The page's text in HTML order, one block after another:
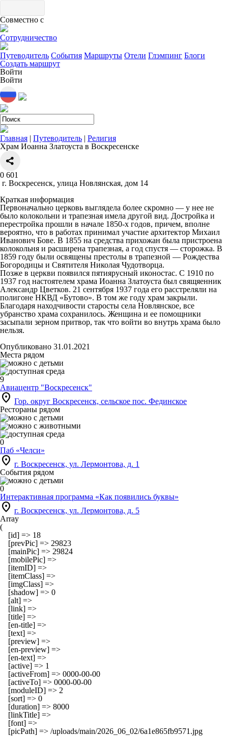
Совместно с
Сотрудничество
Путеводитель События Маршруты Отели Глэмпинг Блоги
Создать маршрут
Войти
Войти
Главная | Путеводитель | Религия
Храм Иоанна Златоуста в Воскресенске
0 601
г. Воскресенск, улица Новлянская, дом 14
Краткая информация
Первоначально церковь выглядела более скромно — у нее не
было колокольни и трапезная имела другой вид. Достройка и
перестройка прошли в начале 1850-х годов, причем, вполне
вероятно, что в работах принимал участие архитектор Михаил
Иванович Бове. В 1855 на средства прихожан была пристроена
колокольня и расширена трапезная, а год спустя — сторожка. В
1859 году были освящены престолы в трапезной — Рождества
Богородицы и Святителя Николая Чудотворца.
Позже в церкви появился пятиярусный иконостас. С 1910 по
1937 год настоятелем храма Иоанна Златоуста был свящяенник
Александр Цветков. 21 сентября 1937 года его расстреляли на
полигоне НКВД «Бутово». В том же году храм закрыли.
Благодаря находчивости старосты села Новлянское, все
убранство храма сохранилось. Женщина и ее помощники
засыпали зерном притвор, так что войти во внутрь храма было
нельзя.
Опубликовано 31.01.2021
Места рядом
9
Авиацентр "Воскресенск"
location_on Гор. округ Воскресенск, сельское пос. Фединское
Рестораны рядом
0
Паб «Челси»
location_on г. Воскресенск, ул. Лермонтова, д. 1
События рядом
0
Интерактивная программа «Как появились буквы»
location_on г. Воскресенск, ул. Лермонтова, д. 5
Array
(
    [id] => 18
    [prevPic] => 29823
    [mainPic] => 29824
    [mobilePic] =>
    [itemID] =>
    [itemClass] =>
    [imgClass] =>
    [shadow] => 0
    [alt] =>
    [link] =>
    [title] =>
    [en-title] =>
    [text] =>
    [preview] =>
    [en-preview] =>
    [en-text] =>
    [active] => 1
    [activeFrom] => 0000-00-00
    [activeTo] => 0000-00-00
    [moduleID] => 2
    [sort] => 0
    [duration] => 8000
    [linkTitle] =>
    [font] =>
    [picPath] => /uploads/main/2026_06_02/6a1e865fb9571.jpg